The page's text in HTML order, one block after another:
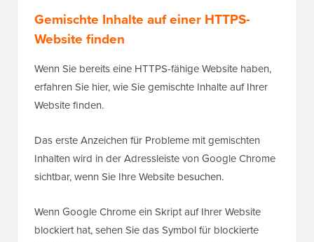
Gemischte Inhalte auf einer HTTPS-
Website finden
Wenn Sie bereits eine HTTPS-fähige Website haben,
erfahren Sie hier, wie Sie gemischte Inhalte auf Ihrer
Website finden.
Das erste Anzeichen für Probleme mit gemischten
Inhalten wird in der Adressleiste von Google Chrome
sichtbar, wenn Sie Ihre Website besuchen.
Wenn Google Chrome ein Skript auf Ihrer Website
blockiert hat, sehen Sie das Symbol für blockierte